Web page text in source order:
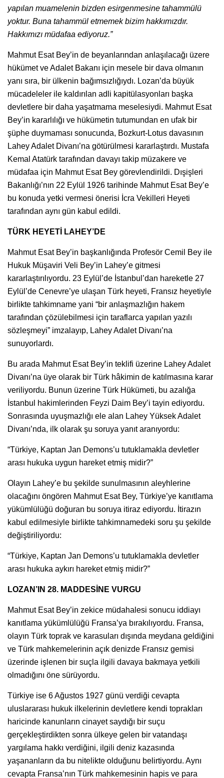
yapılan muamelenin bizden esirgenmesine tahammülü
yoktur. Buna tahammül etmemek bizim hakkımızdır.
Hakkımızı müdafaa ediyoruz.”
Mahmut Esat Bey’in de beyanlarından anlaşılacağı üzere
hükümet ve Adalet Bakanı için mesele bir dava olmanın
yanı sıra, bir ülkenin bağımsızlığıydı. Lozan’da büyük
mücadeleler ile kaldırılan adli kapitülasyonları başka
devletlere bir daha yaşatmama meselesiydi. Mahmut Esat
Bey’in kararlılığı ve hükümetin tutumundan en ufak bir
şüphe duymaması sonucunda, Bozkurt-Lotus davasının
Lahey Adalet Divanı’na götürülmesi kararlaştırdı. Mustafa
Kemal Atatürk tarafından davayı takip müzakere ve
müdafaa için Mahmut Esat Bey görevlendirildi. Dışişleri
Bakanlığı’nın 22 Eylül 1926 tarihinde Mahmut Esat Bey’e
bu konuda yetki vermesi önerisi İcra Vekilleri Heyeti
tarafından aynı gün kabul edildi.
TÜRK HEYETİ LAHEY’DE
Mahmut Esat Bey’in başkanlığında Profesör Cemil Bey ile
Hukuk Müşaviri Veli Bey’in Lahey’e gitmesi
kararlaştırılıyordu. 23 Eylül’de İstanbul’dan hareketle 27
Eylül’de Cenevre’ye ulaşan Türk heyeti, Fransız heyetiyle
birlikte tahkimname yani “bir anlaşmazlığın hakem
tarafından çözülebilmesi için taraflarca yapılan yazılı
sözleşmeyi” imzalayıp, Lahey Adalet Divanı’na
sunuyorlardı.
Bu arada Mahmut Esat Bey’in teklifi üzerine Lahey Adalet
Divanı’na üye olarak bir Türk hâkimin de katılmasına karar
veriliyordu. Bunun üzerine Türk Hükümeti, bu azalığa
İstanbul hakimlerinden Feyzi Daim Bey’i tayin ediyordu.
Sonrasında uyuşmazlığı ele alan Lahey Yüksek Adalet
Divanı’nda, ilk olarak şu soruya yanıt aranıyordu:
“Türkiye, Kaptan Jan Demons’u tutuklamakla devletler
arası hukuka uygun hareket etmiş midir?”
Olayın Lahey’e bu şekilde sunulmasının aleyhlerine
olacağını öngören Mahmut Esat Bey, Türkiye’ye kanıtlama
yükümlülüğü doğuran bu soruya itiraz ediyordu. İtirazın
kabul edilmesiyle birlikte tahkimnamedeki soru şu şekilde
değiştiriliyordu:
“Türkiye, Kaptan Jan Demons’u tutuklamakla devletler
arası hukuka aykırı hareket etmiş midir?”
LOZAN’IN 28. MADDESİNE VURGU
Mahmut Esat Bey’in zekice müdahalesi sonucu iddiayı
kanıtlama yükümlülüğü Fransa’ya bırakılıyordu. Fransa,
olayın Türk toprak ve karasuları dışında meydana geldiğini
ve Türk mahkemelerinin açık denizde Fransız gemisi
üzerinde işlenen bir suçla ilgili davaya bakmaya yetkili
olmadığını öne sürüyordu.
Türkiye ise 6 Ağustos 1927 günü verdiği cevapta
uluslararası hukuk ilkelerinin devletlere kendi toprakları
haricinde kanunların cinayet saydığı bir suçu
gerçekleştirdikten sonra ülkeye gelen bir vatandaşı
yargılama hakkı verdiğini, ilgili deniz kazasında
yaşananların da bu nitelikte olduğunu belirtiyordu. Aynı
cevapta Fransa’nın Türk mahkemesinin hapis ve para